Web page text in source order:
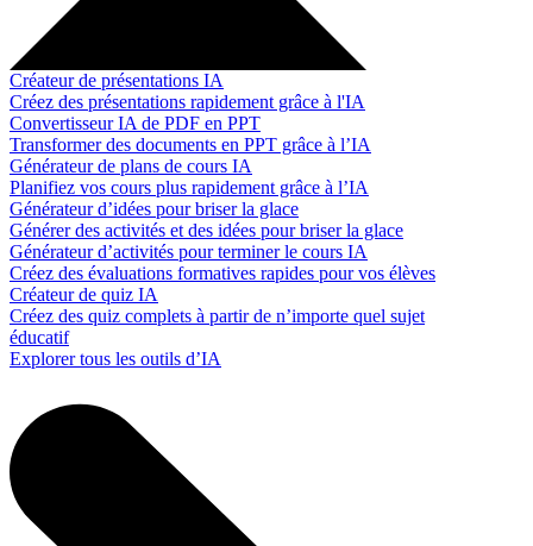
Créateur de présentations IA
Créez des présentations rapidement grâce à l'IA
Convertisseur IA de PDF en PPT
Transformer des documents en PPT grâce à l’IA
Générateur de plans de cours IA
Planifiez vos cours plus rapidement grâce à l’IA
Générateur d’idées pour briser la glace
Générer des activités et des idées pour briser la glace
Générateur d’activités pour terminer le cours IA
Créez des évaluations formatives rapides pour vos élèves
Créateur de quiz IA
Créez des quiz complets à partir de n’importe quel sujet
éducatif
Explorer tous les outils d’IA